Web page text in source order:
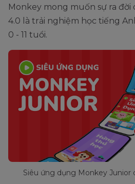
Monkey mong muốn sự ra đời
4.0 là trải nghiệm học tiếng
0 - 11 tuổi.
Siêu ứng dụng Monkey Junior